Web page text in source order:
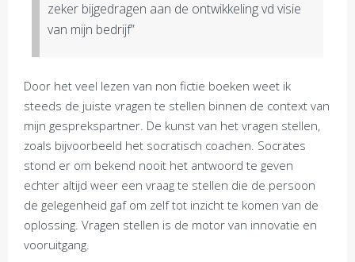
zeker bijgedragen aan de ontwikkeling vd visie
van mijn bedrijf”
Door het veel lezen van non fictie boeken weet ik
steeds de juiste vragen te stellen binnen de context van
mijn gesprekspartner. De kunst van het vragen stellen,
zoals bijvoorbeeld het socratisch coachen. Socrates
stond er om bekend nooit het antwoord te geven
echter altijd weer een vraag te stellen die de persoon
de gelegenheid gaf om zelf tot inzicht te komen van de
oplossing. Vragen stellen is de motor van innovatie en
vooruitgang.